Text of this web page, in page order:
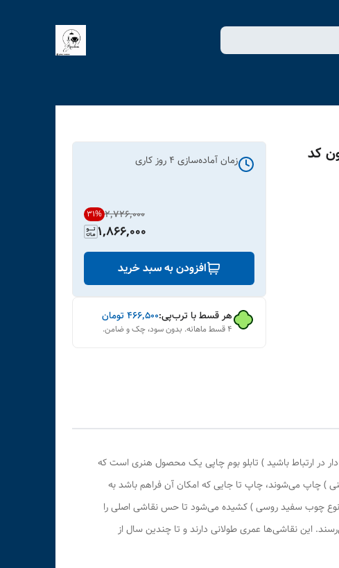
کد
زمان آماده‌سازی 4 روز کاری
۲٬۷۲۶٬۰۰۰ 31%
1,866,000
افزودن به سبد خرید
هر قسط با ترب‌پی:۴۶۶٬۵۰۰ تومان
۴ قسط ماهانه. بدون سود، چک و ضامن.
در ارتباط باشید ) تابلو بوم چاپی یک محصول هنری است که
) چاپ می‌شوند، چاپ تا جایی که امکان آن فراهم باشد به
نوع چوب سفید روسی ) کشیده می‌شود تا حس نقاشی اصلی را
این نقاشی‌ها عمری طولانی دارند و تا چندین سال از